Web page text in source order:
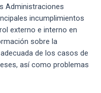
Administraciones
incumplimientos
externo e interno en
sobre la
de los casos de
así como problemas